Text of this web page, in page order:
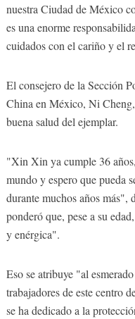
nuestra Ciudad de México
es una enorme
cuidados con el cariño y el
El consejero de la Sección
China en México, Ni
buena salud del ejemplar.
"Xin Xin ya cumple 36
mundo y espero que pueda
durante muchos años
ponderó que, pese a su
y enérgica".
Eso se atribuye "al
trabajadores de este centro
se ha dedicado a la